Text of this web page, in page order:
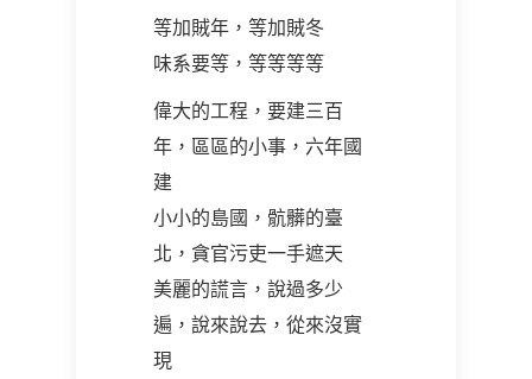
等加賊年，等加賊冬
味系要等，等等等等
偉大的工程，要建三百
年，區區的小事，六年國
建
小小的島國，骯髒的臺
北，貪官污吏一手遮天
美麗的謊言，說過多少
遍，說來說去，從來沒實
現